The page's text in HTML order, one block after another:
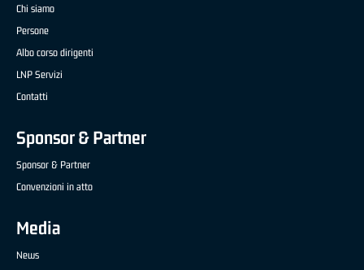
Chi siamo
Persone
Albo corso dirigenti
LNP Servizi
Contatti
Sponsor & Partner
Sponsor & Partner
Convenzioni in atto
Media
News